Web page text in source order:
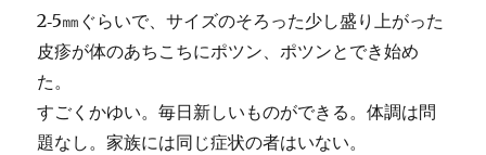
へ
2‐5㎜ぐらいで、サイズのそろった少し盛り上がった
皮疹が体のあちこちにポツン、ポツンとでき始め
た。
すごくかゆい。毎日新しいものができる。体調は問
題なし。家族には同じ症状の者はいない。